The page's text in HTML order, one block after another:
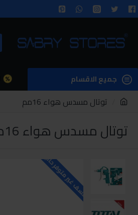
جميع الاقسام
توتال مسدس هواء 16مم
توتال مسدس هواء 16مم
للاسف غير متوفر حاليا